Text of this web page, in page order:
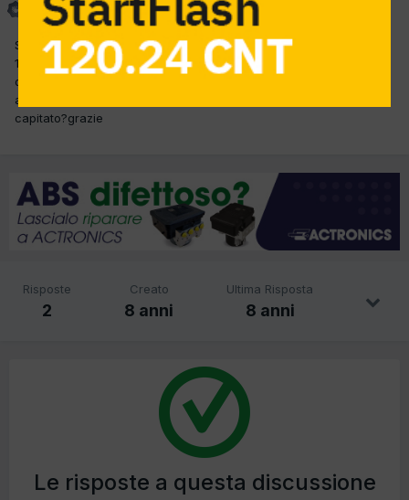
Inviato21 Ottobre 2017
Salve a tutti, ho in officina un audi a4 automatica (cvt) con
130000 km, con un problema di rumorosità proveniente
dall'avantreno, probabile cambio, il rumore si sente solamente
andando, da fermo in folle il rumore cessa, a qualcuno è gia
capitato?grazie
Risposte
2
Creato
8 anni
Ultima Risposta
8 anni
Le risposte a questa discussione